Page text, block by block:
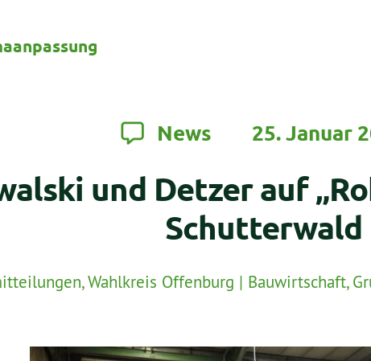
News 25. Januar
und Detzer auf
Schutterwald
,Wahlkreis Offenburg Bauwirtschaft,